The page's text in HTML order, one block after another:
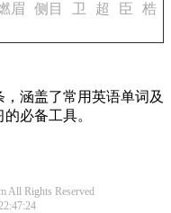
眉 侧目 卫 超 臣
梏
涵盖了常用英语单词及
必备工具。
All Rights Reserved